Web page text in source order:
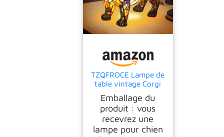
TZQFROCE Lampe de
table vintage Corgi
et carlin pour
animaux
domestiques 3D
Décoration
d'intérieur pour les
Emballage du
produit : vous
recevrez une
lampe pour chien